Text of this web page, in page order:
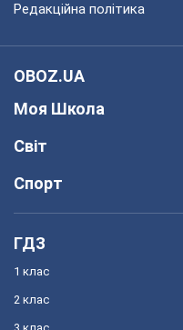
Редакційна політика
OBOZ.UA
Моя Школа
Світ
Спорт
ГДЗ
1 клас
2 клас